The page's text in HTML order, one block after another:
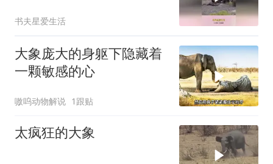
书夫星爱生活
大象庞大的身躯下隐藏着
一颗敏感的心
嗷呜动物解说 1跟贴
太疯狂的大象